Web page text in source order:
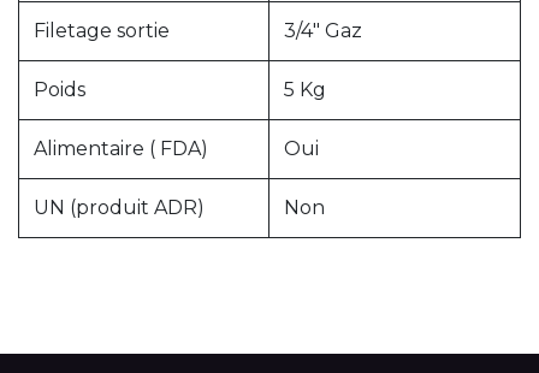
Filetage sortie 3/4" Gaz
Poids 5 Kg
Alimentaire ( FDA) Oui
UN (produit ADR) Non